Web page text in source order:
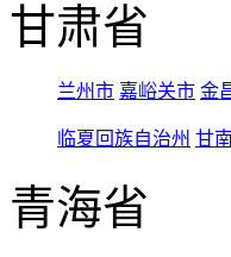
甘肃省
兰州市 嘉峪关市 金
临夏回族自治州 甘
青海省